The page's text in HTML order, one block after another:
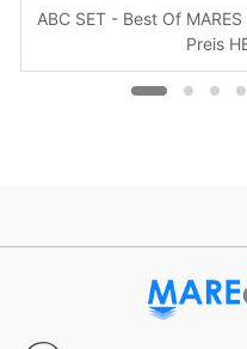
ABC SET - Best Of
Preis